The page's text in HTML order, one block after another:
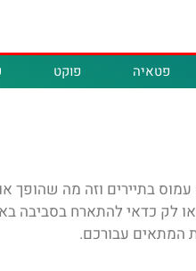
פטאיה פוקט
עמוס בתיירים וזה מה
לק כדאי להתארח בסביבה
המתאים עבורכם.